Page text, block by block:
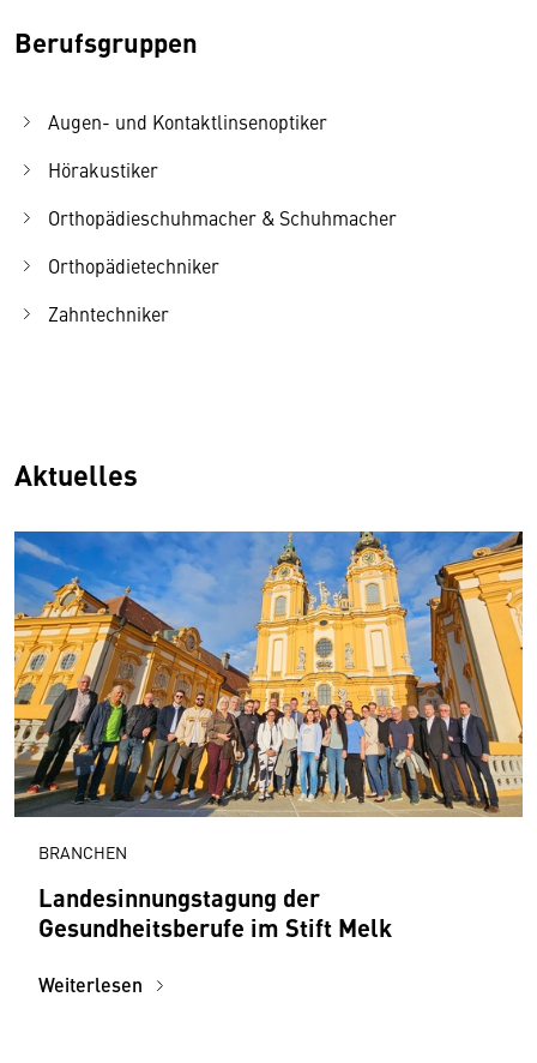
Berufsgruppen
Augen- und Kontaktlinsenoptiker
Hörakustiker
Orthopädieschuhmacher & Schuhmacher
Orthopädietechniker
Zahntechniker
Aktuelles
BRANCHEN
Landesinnungstagung der
Gesundheitsberufe im Stift Melk
Weiterlesen